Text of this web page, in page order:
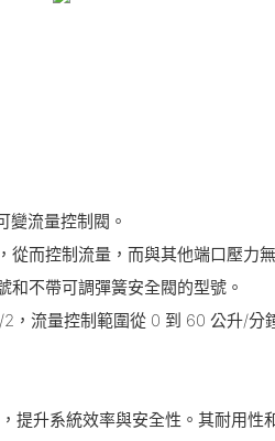
變流量控制閥。
而控制流量，而與其他端口壓力無
不帶可調彈簧安全閥的型號。
，流量控制範圍從 0 到 60 公升/分
提升系統效率與安全性。其耐用性